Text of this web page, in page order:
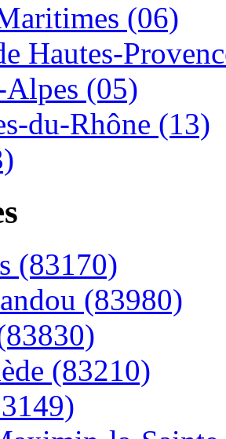
(06)
Hautes-
Alpes (05)
du-Rhône (13)
(83170)
(83980)
(83210)